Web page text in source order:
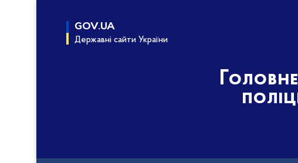
GOV.UA
Державні сайти України